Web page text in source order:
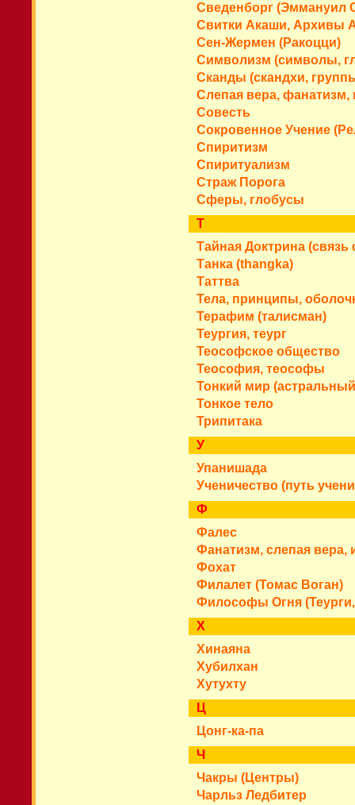
Сведенборг (Эммануил
Свитки Акаши, Архивы
Сен-Жермен (Ракоцци)
Символизм (символы,
Сканды (скандхи,
Слепая вера, фанатизм,
Совесть
Сокровенное Учение
Спиритизм
Спиритуализм
Страж Порога
Сферы, глобусы
Т
Тайная Доктрина (связь
Танка (thangka)
Таттва
Тела, принципы,
Терафим (талисман)
Теургия, теург
Теософское общество
Теософия, теософы
Тонкий мир
Тонкое тело
Трипитака
У
Упанишада
Ученичество (путь
Ф
Фалес
Фанатизм, слепая вера,
Фохат
Филалет (Томас Воган)
Философы Огня
Х
Хинаяна
Хубилхан
Хутухту
Ц
Цонг-ка-па
Ч
Чакры (Центры)
Чарльз Ледбитер